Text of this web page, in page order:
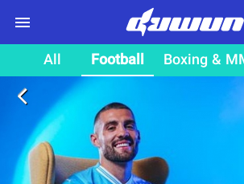
All Football Boxing &
arrow_back_ios